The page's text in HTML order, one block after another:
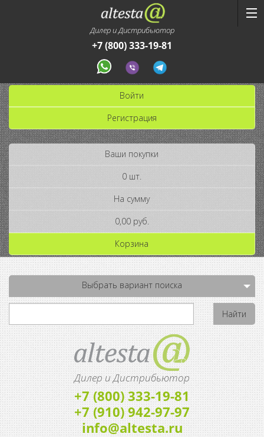
Дилер и Дистрибьютор
+7 (800) 333-19-81
Войти
Регистрация
Ваши покупки
0 шт.
На сумму
0,00 руб.
Корзина
Выбрать вариант поиска
Дилер и Дистрибьютор
+7 (800) 333-19-81
+7 (910) 942-97-97
info@altesta.ru